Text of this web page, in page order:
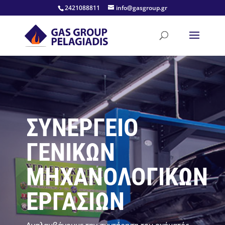
2421088811 info@gasgroup.gr
ΣΥΝΕΡΓΕΙΟ
ΓΕΝΙΚΩΝ
ΜΗΧΑΝΟΛΟΓΙΚΩΝ
ΕΡΓΑΣΙΩΝ